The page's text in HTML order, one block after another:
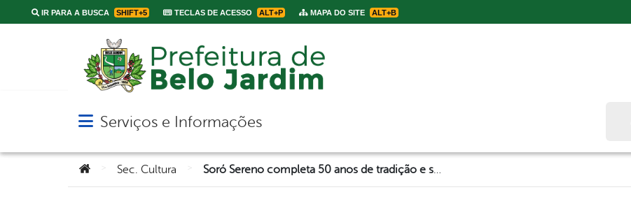
IR PARA A BUSCA SHIFT+5 TECLAS DE ACESSO ALT+P MAPA DO SITE ALT+B
Abrir menu principal de navegação
Serviços e Informações
Você está aqui:
Sec. Cultura